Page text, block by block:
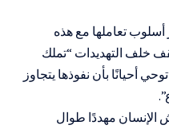
تعاملها مع هذه
خلف التهديدات “تملك
أحيانًا بأن نفوذها يتجاوز
الإنسان مهددًا طوال